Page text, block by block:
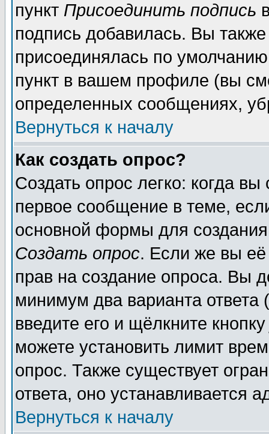
пункт Присоединить подпись
подпись добавилась. Вы
присоединялась по
пункт в вашем профиле (вы
определенных сообщениях,
Вернуться к началу
Как создать опрос?
Создать опрос легко: когда
первое сообщение в теме,
основной формы для
Создать опрос. Если же вы её
прав на создание опроса. Вы
минимум два варианта ответа
введите его и щёлкните
можете установить лимит
опрос. Также существует
ответа, оно устанавливается
Вернуться к началу